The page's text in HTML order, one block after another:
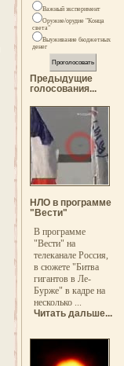
Важный эксперимент
Оружие/орудие "Конца
света"
Выуживание бюджетных
денег
Предыдущие
голосования...
НЛО в программе
"Вести"
В программе
"Вести" на
телеканале Россия,
в сюжете "Битва
гигантов в Ле-
Бурже" в кадре на
несколько ...
Читать дальше...